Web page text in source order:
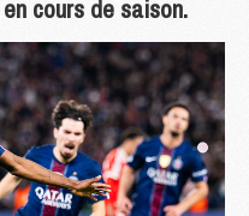
cours de saison.